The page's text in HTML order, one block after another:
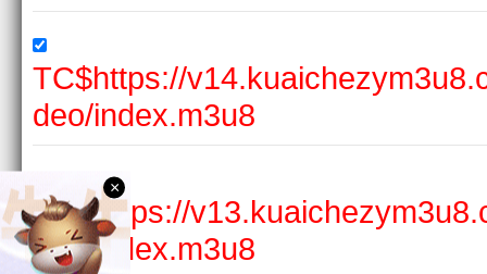
TC$https://
deo/index.m3u8
HD$https://
deo/index.m3u8
×